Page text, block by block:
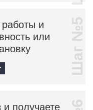
и
или
Шаг №5
получаете